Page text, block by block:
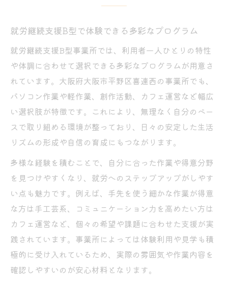
就労継続支援B型で体験できる多彩なプログラム
就労継続支援B型事業所では、利用者一人ひとりの特性
や体調に合わせて選択できる多彩なプログラムが用意さ
れています。大阪府大阪市平野区喜連西の事業所でも、
パソコン作業や軽作業、創作活動、カフェ運営など幅広
い選択肢が特徴です。これにより、無理なく自分のペー
スで取り組める環境が整っており、日々の安定した生活
リズムの形成や自信の育成にもつながります。
多様な経験を積むことで、自分に合った作業や得意分野
を見つけやすくなり、就労へのステップアップがしやす
い点も魅力です。例えば、手先を使う細かな作業が得意
な方は手工芸系、コミュニケーション力を高めたい方は
カフェ運営など、個々の希望や課題に合わせた支援が実
践されています。事業所によっては体験利用や見学も積
極的に受け入れているため、実際の雰囲気や作業内容を
確認しやすいのが安心材料となります。